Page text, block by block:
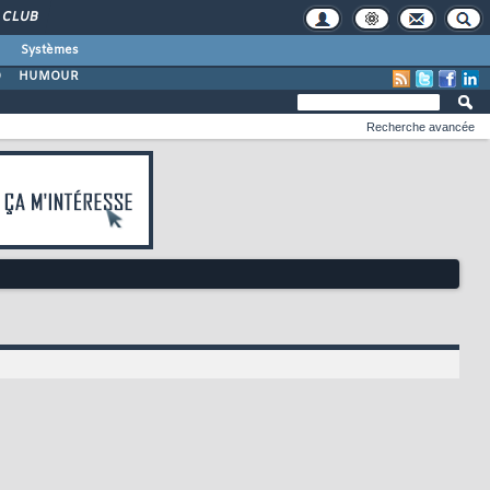
CLUB
Systèmes
HUMOUR
Recherche avancée